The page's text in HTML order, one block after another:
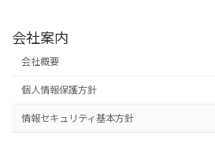
会社案内
会社概要
個人情報保護方針
情報セキュリティ基本方針